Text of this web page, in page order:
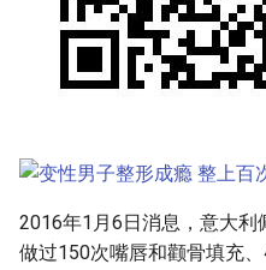
2016年1月6日消息，意大利
做过150次嘴唇和颧骨填充